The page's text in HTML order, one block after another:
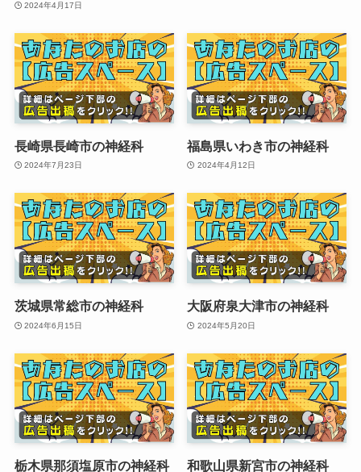
2024年4月17日
長崎県長崎市の神経科
2024年7月23日
福島県いわき市の神経科
2024年4月12日
茨城県常総市の神経科
2024年6月15日
大阪府泉大津市の神経科
2024年5月20日
栃木県那須塩原市の神経科 和歌山県新宮市の神経科